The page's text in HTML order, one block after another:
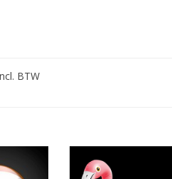
BTW